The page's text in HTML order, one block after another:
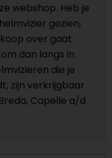
webshop. Heb je
gezien,
over gaat
dan langs in
die je
zijn verkrijgbaar
Capelle a/d